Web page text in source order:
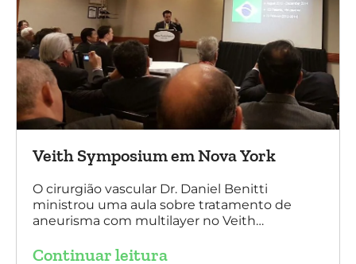
Veith Symposium em Nova York
O cirurgião vascular Dr. Daniel Benitti
ministrou uma aula sobre tratamento de
aneurisma com multilayer no Veith
Continuar leitura